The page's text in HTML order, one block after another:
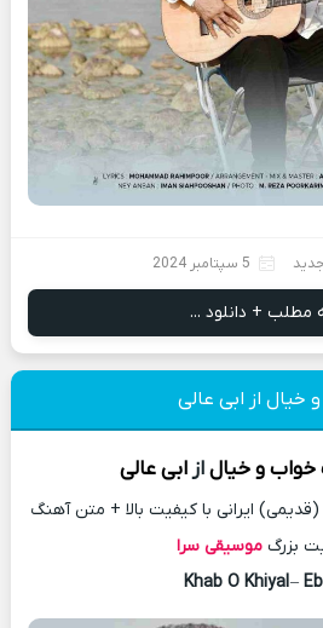
5 سپتامبر 2024
مطلب + دانلود ...
خیال از ابی عالی
خواب و خیالازابی عالی
ایرانی با کیفیت بالا + متن آهنگ
بزرگ موسیقی سرا
Khab O Khiyal–